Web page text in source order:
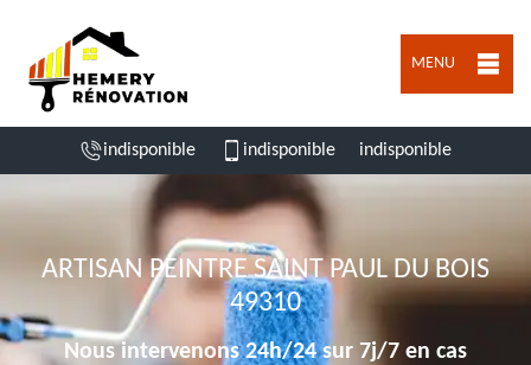
MENU
indisponible indisponible indisponible
ARTISAN PEINTRE SAINT PAUL DU BOIS
49310
Nous intervenons 24h/24 sur 7j/7 en cas